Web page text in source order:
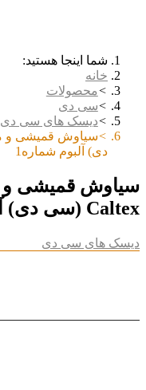
شما اینجا هستید:
خانه
محصولات
سی دی
دیسک های سی دی
دی) آلبوم شماره1
سیاوش قمیشی و
Caltex (سی دی) آلبوم شماره1
دیسک های سی دی